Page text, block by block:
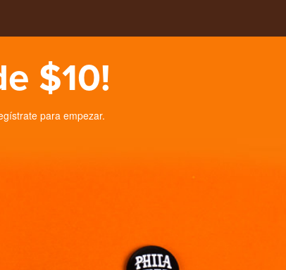
$10!
para empezar.